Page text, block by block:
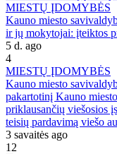
MIESTŲ ĮDOMYBĖS
Kauno miesto
ir jų mokytojai: įteiktos
5 d. ago
4
MIESTŲ ĮDOMYBĖS
Kauno miesto
pakartotinį Kauno
priklausančių viešosios
teisių pardavimą viešo
3 savaitės ago
12